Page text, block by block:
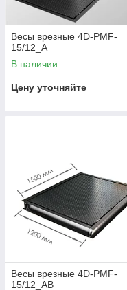
исключена
оборудование сложно
Хорошая
металлоёмкости.
Электронное
языков,
память. Оснащён
использованием
Ознакомиться с
можно на сайте,
предлагаем самые
регион Казахстана.
информация, то можно
звонка. Наш
технических
Весы врезные 4D-PMF-
15/12_A
В наличии
Цену уточняйте
Весы врезные 4D-PMF-
15/12_AВ